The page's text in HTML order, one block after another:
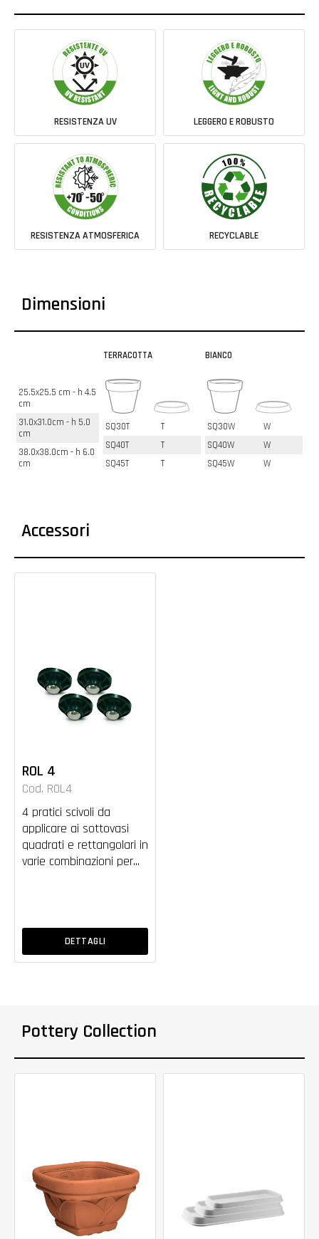
RESISTENZA UV LEGGERO E ROBUSTO
RESISTENZA ATMOSFERICA RECYCLABLE
Dimensioni
25.5x25.5 cm - h 4.5
cm
31.0x31.0cm - h 5.0
cm
38.0x38.0cm - h 6.0
cm
TERRACOTTA
SQ30T
T
SQ40T
T
SQ45T
T
BIANCO
SQ30W
W
SQ40W
W
SQ45W
W
Accessori
ROL 4
Cod. ROL4
4 pratici scivoli da
applicare ai sottovasi
quadrati e rettangolari in
varie combinazioni per...
DETTAGLI
Pottery Collection